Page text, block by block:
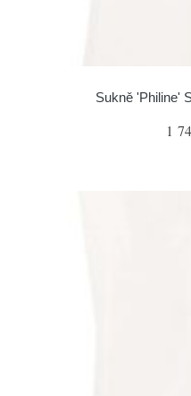
Sukně 'Philine'
1